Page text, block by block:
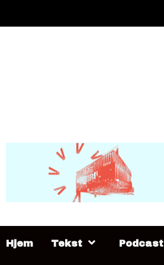
to
Hjem Tekst Podcast